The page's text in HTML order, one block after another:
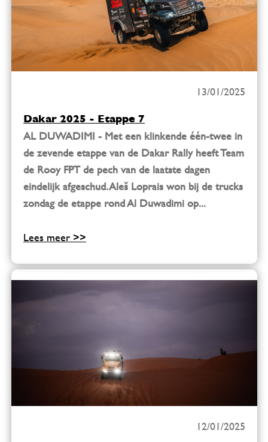
13/01/2025
Dakar 2025 - Etappe 7
AL DUWADIMI - Met een klinkende één-twee in
de zevende etappe van de Dakar Rally heeft Team
de Rooy FPT de pech van de laatste dagen
eindelijk afgeschud. Aleš Loprais won bij de trucks
zondag de etappe rond Al Duwadimi op...
Lees meer >>
12/01/2025